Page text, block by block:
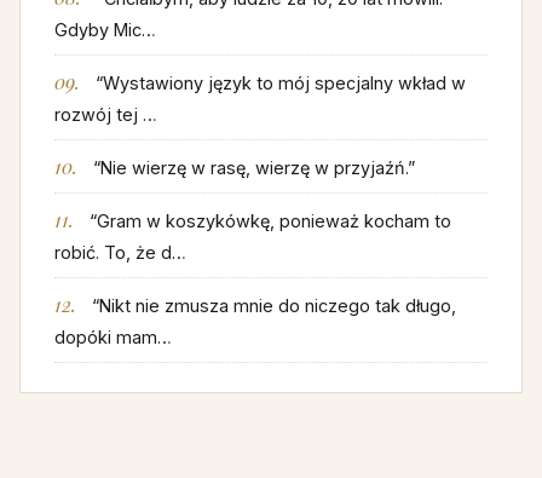
Gdyby Mic…
“Wystawiony język to mój specjalny wkład w
rozwój tej …
“Nie wierzę w rasę, wierzę w przyjaźń.”
“Gram w koszykówkę, ponieważ kocham to
robić. To, że d…
“Nikt nie zmusza mnie do niczego tak długo,
dopóki mam…